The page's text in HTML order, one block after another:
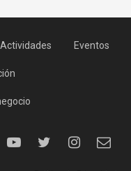
Actividades Eventos